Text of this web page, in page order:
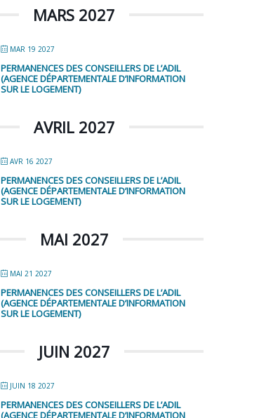
MARS 2027
MAR 19 2027
PERMANENCES DES CONSEILLERS DE L’ADIL
(AGENCE DÉPARTEMENTALE D’INFORMATION
SUR LE LOGEMENT)
AVRIL 2027
AVR 16 2027
PERMANENCES DES CONSEILLERS DE L’ADIL
(AGENCE DÉPARTEMENTALE D’INFORMATION
SUR LE LOGEMENT)
MAI 2027
MAI 21 2027
PERMANENCES DES CONSEILLERS DE L’ADIL
(AGENCE DÉPARTEMENTALE D’INFORMATION
SUR LE LOGEMENT)
JUIN 2027
JUIN 18 2027
PERMANENCES DES CONSEILLERS DE L’ADIL
(AGENCE DÉPARTEMENTALE D’INFORMATION